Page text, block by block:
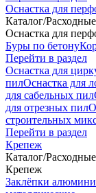
Оснастка для
Каталог/
Оснастка для
Буры по бетону
Перейти в раздел
Оснастка для
пилОснастка для
для сабельных пил
для отрезных пил
строительных
Перейти в раздел
Крепеж
Каталог/
Крепеж
Заклёпки